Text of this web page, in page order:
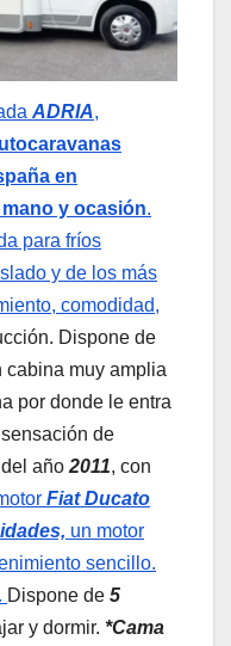
ADRIA,
en
y ocasión.
para fríos
y de los más
comodidad,
Dispone de
cabina muy amplia
por donde le entra
de
año 2011, con
Fiat Ducato
un motor
sencillo.
Dispone de 5
y dormir. *Cama